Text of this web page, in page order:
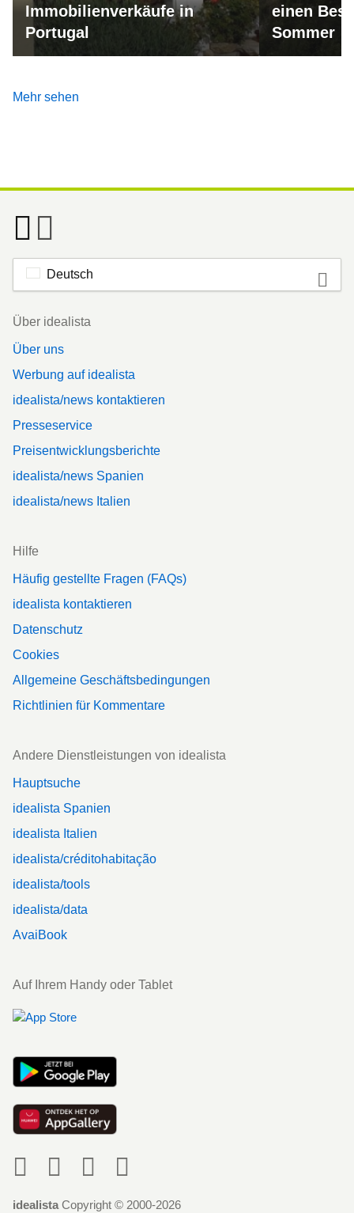
Immobilienverkäufe in
Portugal
einen
Sommer
Mehr sehen
Deutsch
Footer
Über idealista
Über uns
Werbung auf idealista
idealista/news kontaktieren
Presseservice
Preisentwicklungsberichte
idealista/news Spanien
idealista/news Italien
Hilfe
Häufig gestellte Fragen (FAQs)
idealista kontaktieren
Datenschutz
Cookies
Allgemeine Geschäftsbedingungen
Richtlinien für Kommentare
Andere Dienstleistungen von idealista
Hauptsuche
idealista Spanien
idealista Italien
idealista/créditohabitação
idealista/tools
idealista/data
AvaiBook
Auf Ihrem Handy oder Tablet
idealista Copyright © 2000-2026